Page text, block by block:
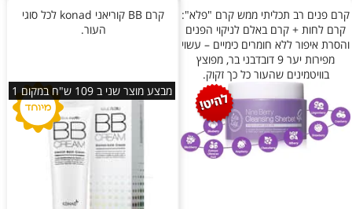
קרם פנים רב תכליתי ממש קרם "פלא":
קרם לחות + קרם באלם לניקוי הפנים
והסרת איפור ללא חומרים כימיים – עשוי
מפירות יער 9 דובדבני בר, מפוצץ
בוויטמינים שהעור כל כך זקוק.
קרם BB קוריאני konad לכל סוגי
העור.
מבצע מוצר שני ב 109 ש"ח במקום 1